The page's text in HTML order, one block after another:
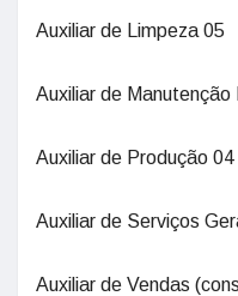
Auxiliar de Limpeza 05
Auxiliar de Manutenção
Auxiliar de Produção 04
Auxiliar de Serviços
Auxiliar de Vendas